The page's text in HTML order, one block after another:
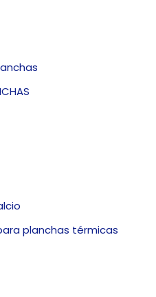
planchas térmicas